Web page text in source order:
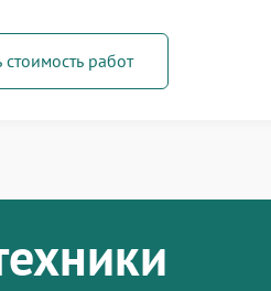
стоимость работ